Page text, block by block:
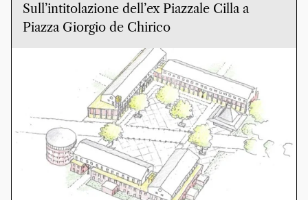
Sull’intitolazione dell’ex Piazzale Cilla a
Piazza Giorgio de Chirico